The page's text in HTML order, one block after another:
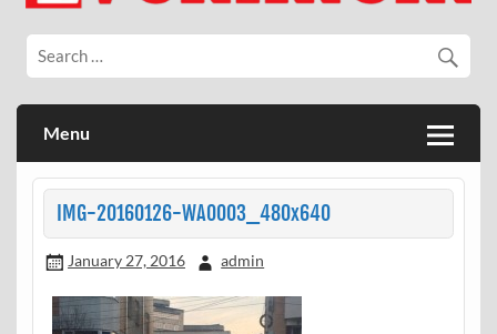
Eveniment Valcean
Menu
IMG-20160126-WA0003_480x640
January 27, 2016 admin